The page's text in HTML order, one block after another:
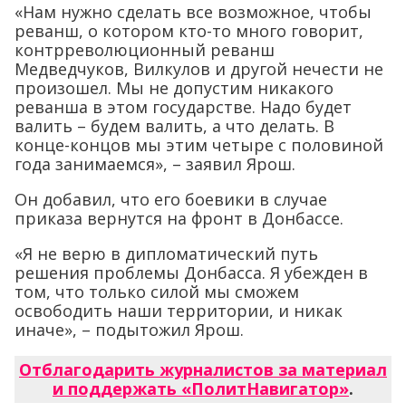
«Нам нужно сделать все возможное, чтобы
реванш, о котором кто-то много говорит,
контрреволюционный реванш
Медведчуков, Вилкулов и другой нечести не
произошел. Мы не допустим никакого
реванша в этом государстве. Надо будет
валить – будем валить, а что делать. В
конце-концов мы этим четыре с половиной
года занимаемся», – заявил Ярош.
Он добавил, что его боевики в случае
приказа вернутся на фронт в Донбассе.
«Я не верю в дипломатический путь
решения проблемы Донбасса. Я убежден в
том, что только силой мы сможем
освободить наши территории, и никак
иначе», – подытожил Ярош.
Отблагодарить журналистов за материал
и поддержать «ПолитНавигатор».